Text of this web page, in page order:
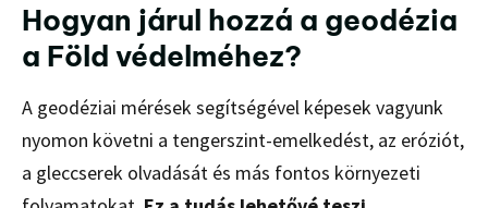
Hogyan járul hozzá a geodézia
a Föld védelméhez?
A geodéziai mérések segítségével képesek vagyunk
nyomon követni a tengerszint-emelkedést, az eróziót,
a gleccserek olvadását és más fontos környezeti